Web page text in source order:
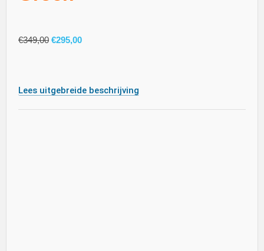
€349,00 €295,00
Lees uitgebreide beschrijving